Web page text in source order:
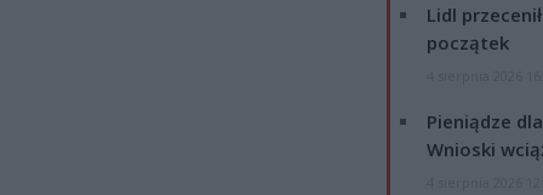
Lidl
początek
Pieniądze
Wnioski